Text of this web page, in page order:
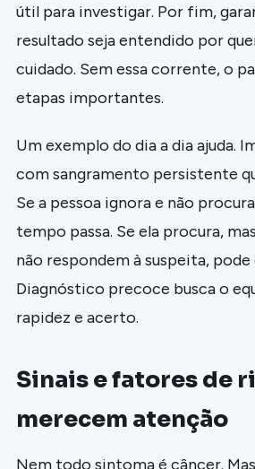
útil para investigar. Por fim,
resultado seja entendido por
cuidado. Sem essa corrente, o
etapas importantes.
Um exemplo do dia a dia ajuda.
com sangramento persistente
Se a pessoa ignora e não
tempo passa. Se ela procura,
não respondem à suspeita,
Diagnóstico precoce busca o
rapidez e acerto.
Sinais e fatores de
merecem atenção
Nem todo sintoma é câncer.